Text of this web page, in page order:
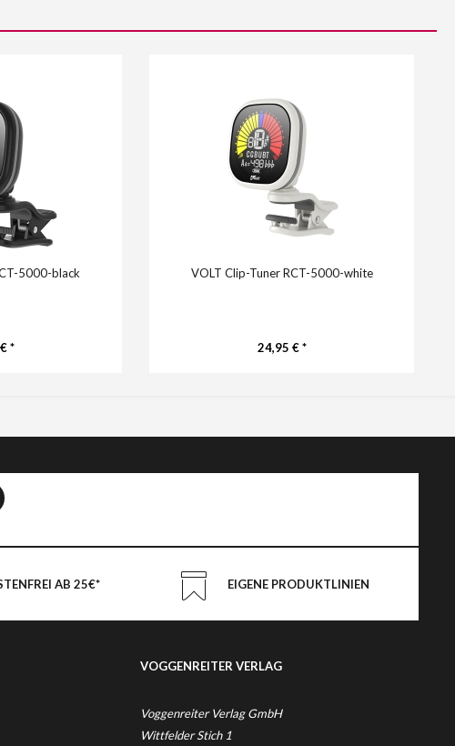
5000-black
*
VOLT Clip-Tuner RCT-5000-white
24,95 € *
AB 25€* EIGENE PRODUKTLINIEN
VOGGENREITER VERLAG
Voggenreiter Verlag GmbH
Wittfelder Stich 1